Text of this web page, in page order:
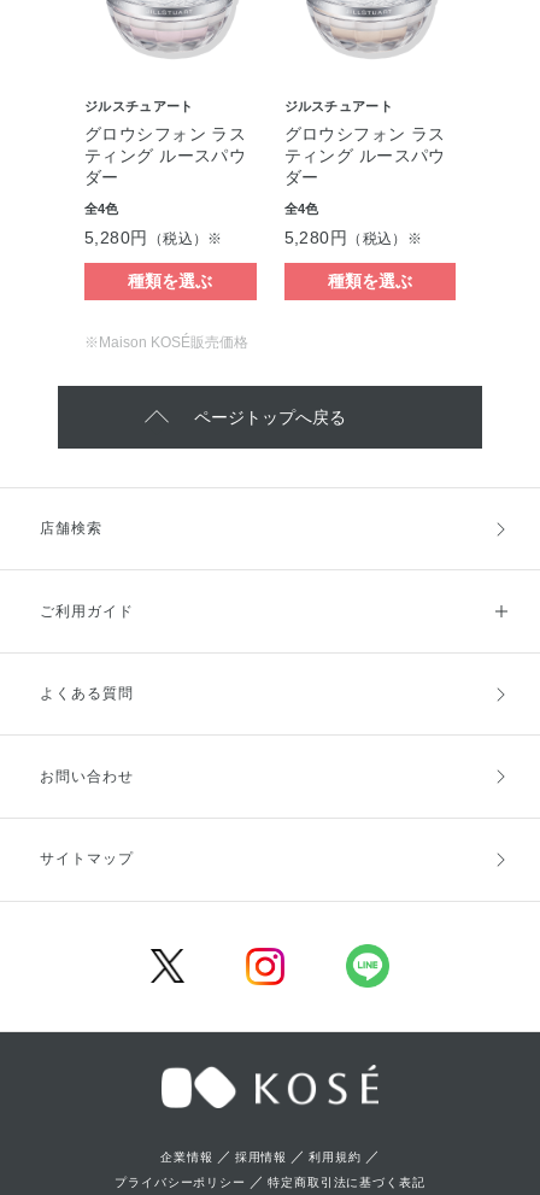
ジルスチュアート
グロウシフォン ラス
ティング ルースパウ
ダー
全4色
5,280円 （税込）※
種類を選ぶ
ジルスチュアート
グロウシフォン ラス
ティング ルースパウ
ダー
全4色
5,280円 （税込）※
種類を選ぶ
※Maison KOSÉ販売価格
ページトップへ戻る
店舗検索
ご利用ガイド
ご利用ガイドトップ
お支払方法
キャンセル・返品・交換
よくある質問
お問い合わせ
サイトマップ
企業情報 ／ 採用情報 ／利用規約 ／
プライバシーポリシー ／特定商取引法に基づく表記